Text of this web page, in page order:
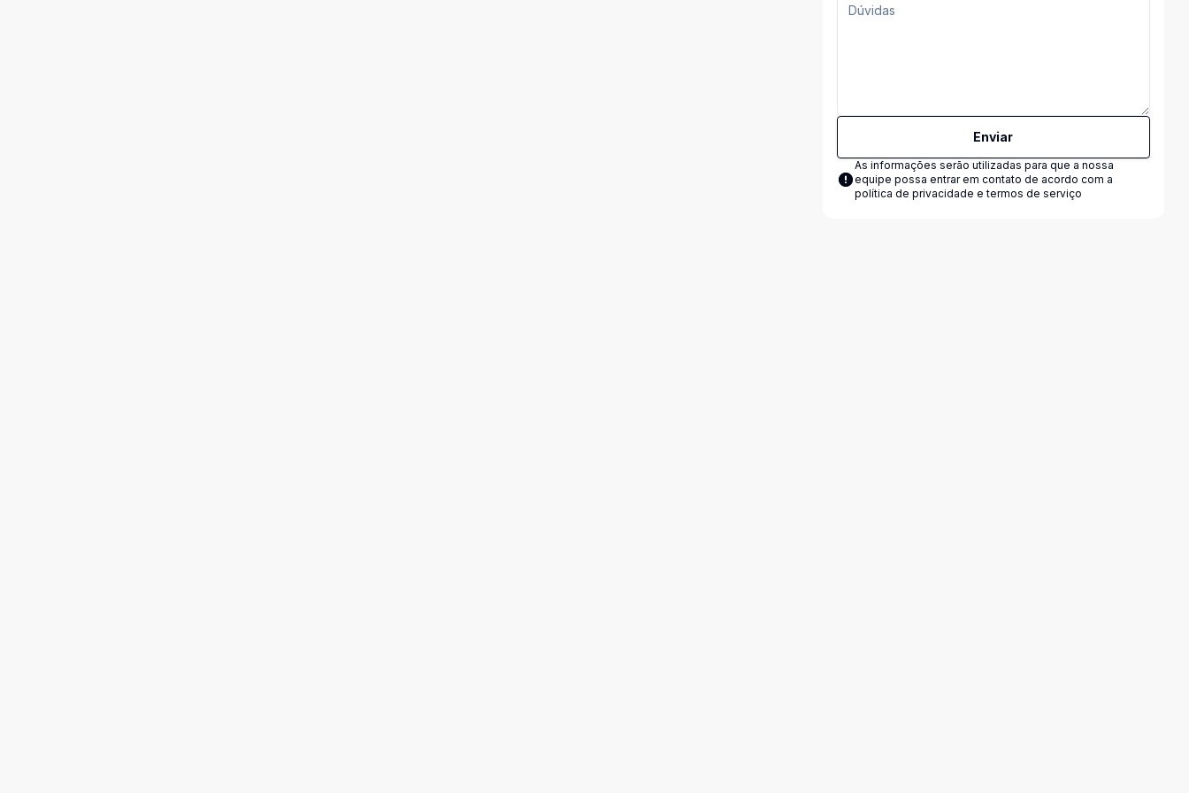
Enviar
As informações serão utilizadas para que a nossa
equipe possa entrar em contato de acordo com a
política de privacidade e termos de serviço